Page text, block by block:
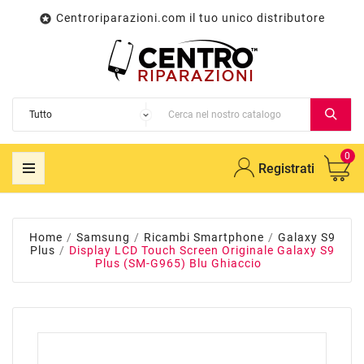
 Centroriparazioni.com il tuo unico distributore
Registrati
0
Home Samsung Ricambi Smartphone
Galaxy S9
Plus
Display LCD Touch Screen Originale Galaxy S9
Plus (SM-G965) Blu Ghiaccio